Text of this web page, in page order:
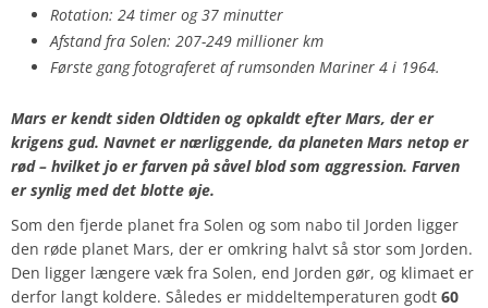
Rotation: 24 timer og 37 minutter
Afstand fra Solen: 207-249 millioner km
Første gang fotograferet af rumsonden Mariner 4 i 1964.
Mars er kendt siden Oldtiden og opkaldt efter Mars, der er
krigens gud. Navnet er nærliggende, da planeten Mars netop er
rød – hvilket jo er farven på såvel blod som aggression. Farven
er synlig med det blotte øje.
Som den fjerde planet fra Solen og som nabo til Jorden ligger
den røde planet Mars, der er omkring halvt så stor som Jorden.
Den ligger længere væk fra Solen, end Jorden gør, og klimaet er
derfor langt koldere. Således er middeltemperaturen godt 60